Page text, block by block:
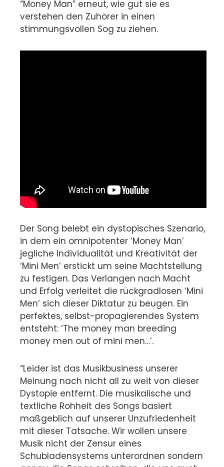
“Money Man” erneut, wie gut sie es
verstehen den Zuhörer in einen
stimmungsvollen Sog zu ziehen.
Der Song belebt ein dystopisches Szenario,
in dem ein omnipotenter ‘Money Man’
jegliche Individualität und Kreativität der
‘Mini Men’ erstickt um seine Machtstellung
zu festigen. Das Verlangen nach Macht
und Erfolg verleitet die rückgradlosen ‘Mini
Men’ sich dieser Diktatur zu beugen. Ein
perfektes, selbst-propagierendes System
entsteht: ‘The money man breeding
money men out of mini men…’.
“Leider ist das Musikbusiness unserer
Meinung nach nicht all zu weit von dieser
Dystopie entfernt. Die musikalische und
textliche Rohheit des Songs basiert
maßgeblich auf unserer Unzufriedenheit
mit dieser Tatsache. Wir wollen unsere
Musik nicht der Zensur eines
Schubladensystems unterordnen sondern